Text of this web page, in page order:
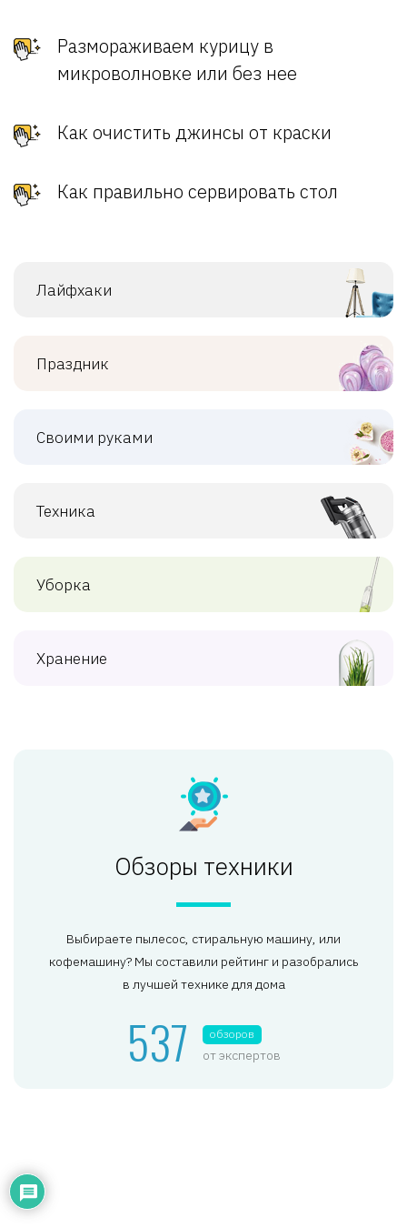
Размораживаем курицу в
микроволновке или без нее
Как очистить джинсы от краски
Как правильно сервировать стол
Лайфхаки
Праздник
Своими руками
Техника
Уборка
Хранение
Обзоры техники
Выбираете пылесос, стиральную машину, или
кофемашину? Мы составили рейтинг и разобрались
в лучшей технике для дома
537 обзоров
от экспертов